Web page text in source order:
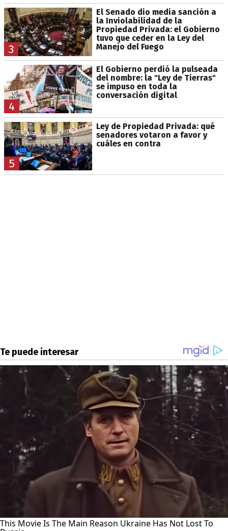
3
El Senado dio media sanción a
la Inviolabilidad de la
Propiedad Privada: el Gobierno
tuvo que ceder en la Ley del
Manejo del Fuego
4
El Gobierno perdió la pulseada
del nombre: la "Ley de Tierras"
se impuso en toda la
conversación digital
5
Ley de Propiedad Privada: qué
senadores votaron a favor y
cuáles en contra